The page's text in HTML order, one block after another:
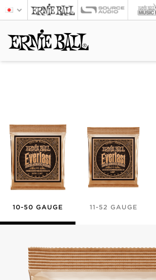
10-50 GAUGE 11-52 GAUGE